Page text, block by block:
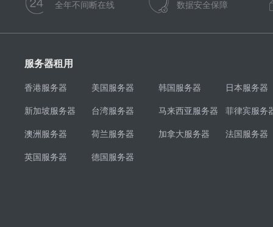
全年不间断在线
数据安全保障
服务器租用
香港服务器 美国服务器 韩国服务器 日本服务器
新加坡服务器 台湾服务器 马来西亚服务器 菲律宾服务
澳洲服务器 荷兰服务器 加拿大服务器 法国服务器
英国服务器 德国服务器